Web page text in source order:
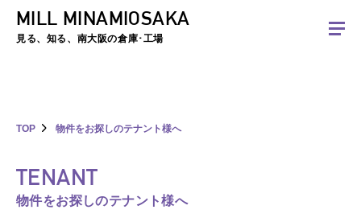
夏季休暇のお知らせ：2026年8月8日(土)～8月16日(日)まで休業とさせていた
MILL MINAMIOSAKA
見る、知る、南大阪の倉庫･工場
TOP 物件をお探しのテナント様へ
TENANT
物件をお探しのテナント様へ